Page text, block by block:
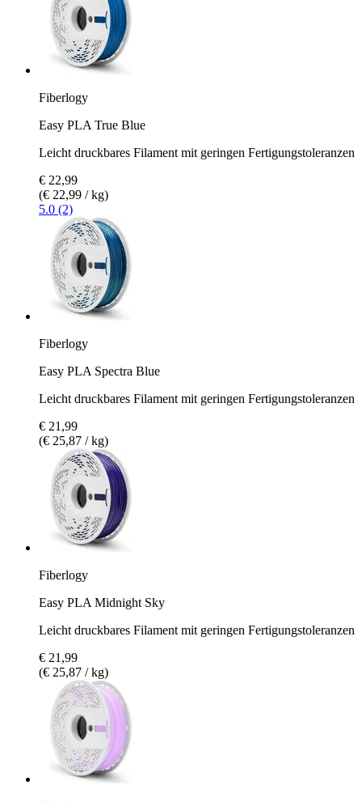
Fiberlogy
Easy PLA True Blue
Leicht druckbares Filament mit geringen Fertigungstoleranzen
€ 22,99
(€ 22,99 / kg)
5.0 (2)
Fiberlogy
Easy PLA Spectra Blue
Leicht druckbares Filament mit geringen Fertigungstoleranzen
€ 21,99
(€ 25,87 / kg)
Fiberlogy
Easy PLA Midnight Sky
Leicht druckbares Filament mit geringen Fertigungstoleranzen
€ 21,99
(€ 25,87 / kg)